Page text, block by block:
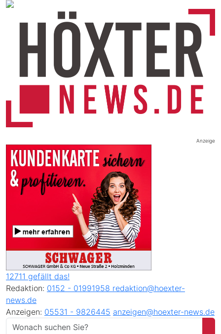
Anzeige
12711 gefällt das!
Redaktion: 0152 - 01991958 redaktion@hoexter-
news.de
Anzeigen: 05531 - 9826445 anzeigen@hoexter-news.de